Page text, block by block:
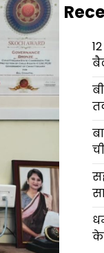
के